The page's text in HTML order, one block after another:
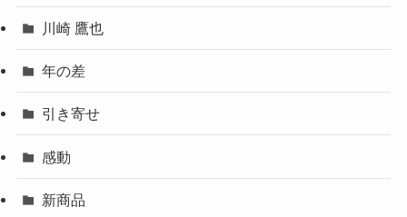
川崎 鷹也
年の差
引き寄せ
感動
新商品